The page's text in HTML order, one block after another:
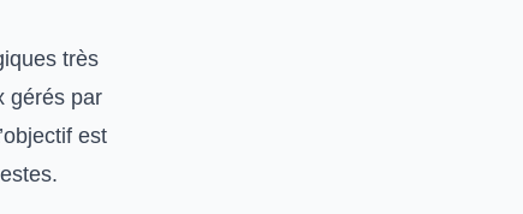
très
gérés par
est